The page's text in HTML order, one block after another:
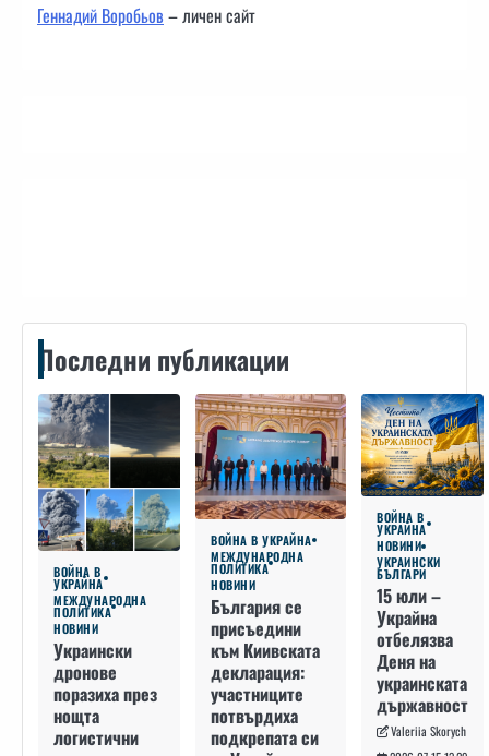
Геннадий Воробьов– личен сайт
Последни публикации
ВОЙНА В
УКРАЙНА
МЕЖДУНАРОДНА
ПОЛИТИКА
НОВИНИ
Украински
дронове
поразиха през
нощта
логистични
ВОЙНА В УКРАЙНА
МЕЖДУНАРОДНА
ПОЛИТИКА
НОВИНИ
България се
присъедини
към Киивската
декларация:
участниците
потвърдиха
подкрепата си
ВОЙНА В
УКРАЙНА
НОВИНИ
УКРАИНСКИ
БЪЛГАРИ
15 юли –
Украйна
отбелязва
Деня на
украинската
държавност
Valeriia Skorych